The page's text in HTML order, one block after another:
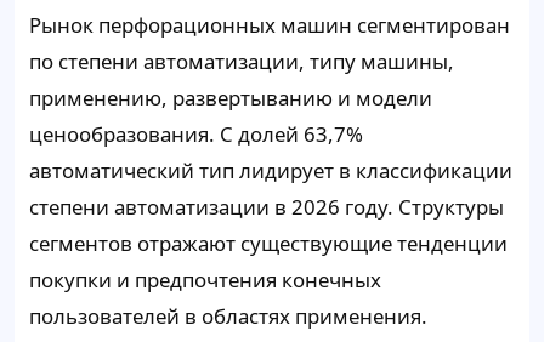
Рынок перфорационных машин сегментирован
по степени автоматизации, типу машины,
применению, развертыванию и модели
ценообразования. С долей 63,7%
автоматический тип лидирует в классификации
степени автоматизации в 2026 году. Структуры
сегментов отражают существующие тенденции
покупки и предпочтения конечных
пользователей в областях применения.